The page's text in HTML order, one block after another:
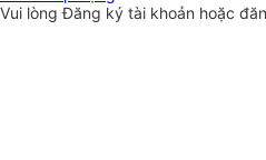
Vui lòngĐăng ký tài khoản hoặc